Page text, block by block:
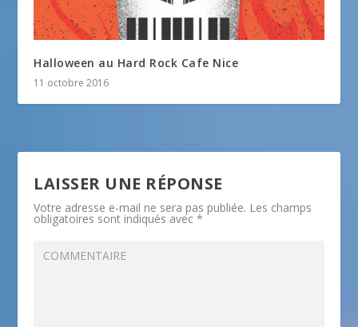
Halloween au Hard Rock Cafe Nice
11 octobre 2016
LAISSER UNE RÉPONSE
Votre adresse e-mail ne sera pas publiée. Les champs
obligatoires sont indiqués avec*